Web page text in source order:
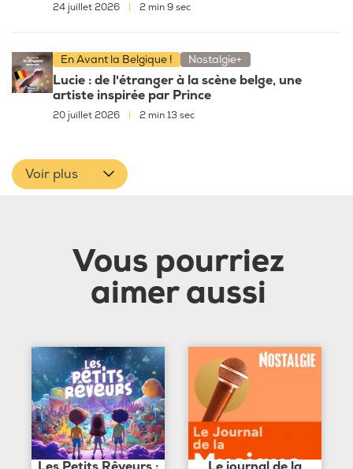
24 juillet 2026 | 2 min 9 sec
En Avant la Belgique ! Nostalgie+
Lucie : de l'étranger à la scène belge, une
artiste inspirée par Prince
20 juillet 2026 2 min 13 sec
Voir plus
Vous pourriez
aimer aussi